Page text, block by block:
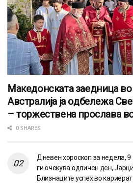
Македонската заедница во
Австралија ја одбележа
– торжествена прослава
0 SHARES
Дневен хороскоп за недела, 9
ги очекува одличен ден,
Близнаците успех во